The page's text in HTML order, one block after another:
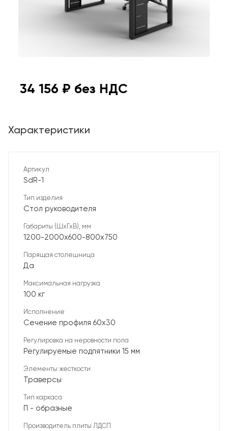
34 156 ₽ без НДС
Характеристики
Артикул
SdR-1
Тип изделия
Стол руководителя
Габариты (ШхГхВ), мм
1200-2000х600-800х750
Парящая столешница
Да
Максимальная нагрузка
100 кг
Исполнение
Сечение профиля 60х30
Регулировка на неровности пола
Регулируемые подпятники 15 мм
Элементы жесткости
Траверсы
Тип каркаса
П - образные
Производитель плиты ЛДСП